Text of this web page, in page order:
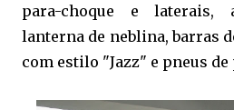
para-choque e laterais,
lanterna de neblina, barras
com estilo "Jazz" e pneus de